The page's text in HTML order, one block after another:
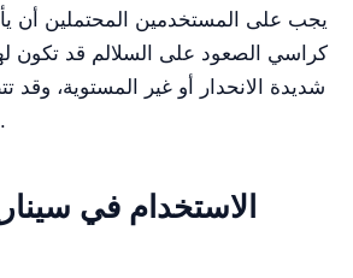
يجب على المستخدمين المحتملين أن
كراسي الصعود على السلالم قد تكون
شديدة الانحدار أو غير المستوية، وقد
لضمان الأداء الأمثل.
الاستخدام في